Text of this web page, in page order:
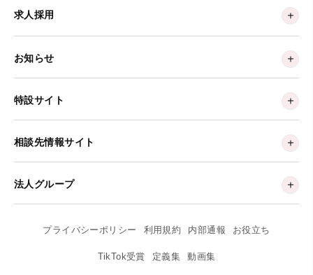
求人採用
お知らせ
特設サイト
相談先情報サイト
法人グループ
プライバシーポリシー 利用規約 内部通報 お役立ち
TikTok受賞 定義集 動画集